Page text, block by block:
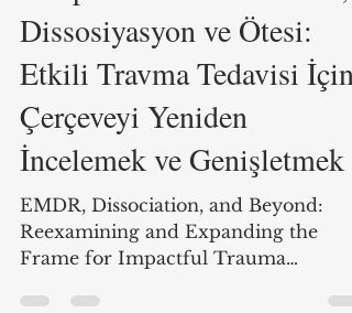
Kitap İncelemesi : EMDR,
Dissosiyasyon ve Ötesi:
Etkili Travma Tedavisi İçin
Çerçeveyi Yeniden
İncelemek ve Genişletmek
EMDR, Dissociation, and Beyond:
Reexamining and Expanding the
Frame for Impactful Trauma